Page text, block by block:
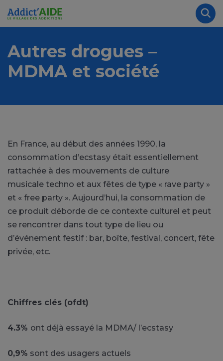
Aller au contenu principal
Autres drogues –
MDMA et société
En France, au début des années 1990, la
consommation d’ecstasy était essentiellement
rattachée à des mouvements de culture
musicale techno et aux fêtes de type « rave party »
et « free party ». Aujourd’hui, la consommation de
ce produit déborde de ce contexte culturel et peut
se rencontrer dans tout type de lieu ou
d’événement festif : bar, boîte, festival, concert, fête
privée, etc.
Chiffres clés (ofdt)
4.3% ont déjà essayé la MDMA/ l’ecstasy
0,9% sont des usagers actuels
Panneau de gestion des cookies